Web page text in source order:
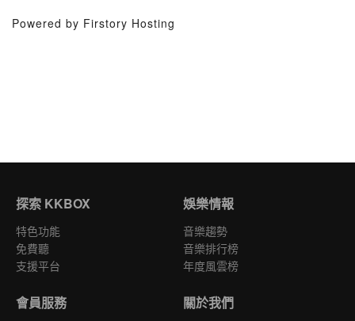
Powered by Firstory Hosting
探索 KKBOX
特色功能
免費聽
支援平台
娛樂情報
音樂趨勢
音樂排行榜
年度風雲榜
會員服務 關於我們